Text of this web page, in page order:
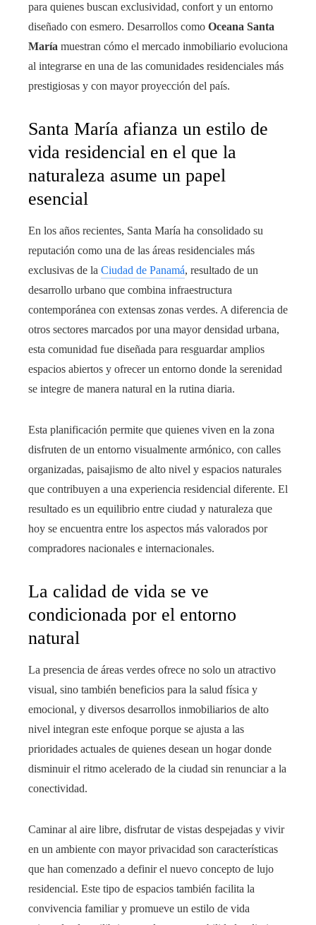
para quienes buscan exclusividad, confort y un entorno
diseñado con esmero. Desarrollos como Oceana Santa
María muestran cómo el mercado inmobiliario evoluciona
al integrarse en una de las comunidades residenciales más
prestigiosas y con mayor proyección del país.
Santa María afianza un estilo de
vida residencial en el que la
naturaleza asume un papel
esencial
En los años recientes, Santa María ha consolidado su
reputación como una de las áreas residenciales más
exclusivas de la Ciudad de Panamá, resultado de un
desarrollo urbano que combina infraestructura
contemporánea con extensas zonas verdes. A diferencia de
otros sectores marcados por una mayor densidad urbana,
esta comunidad fue diseñada para resguardar amplios
espacios abiertos y ofrecer un entorno donde la serenidad
se integre de manera natural en la rutina diaria.
Esta planificación permite que quienes viven en la zona
disfruten de un entorno visualmente armónico, con calles
organizadas, paisajismo de alto nivel y espacios naturales
que contribuyen a una experiencia residencial diferente. El
resultado es un equilibrio entre ciudad y naturaleza que
hoy se encuentra entre los aspectos más valorados por
compradores nacionales e internacionales.
La calidad de vida se ve
condicionada por el entorno
natural
La presencia de áreas verdes ofrece no solo un atractivo
visual, sino también beneficios para la salud física y
emocional, y diversos desarrollos inmobiliarios de alto
nivel integran este enfoque porque se ajusta a las
prioridades actuales de quienes desean un hogar donde
disminuir el ritmo acelerado de la ciudad sin renunciar a la
conectividad.
Caminar al aire libre, disfrutar de vistas despejadas y vivir
en un ambiente con mayor privacidad son características
que han comenzado a definir el nuevo concepto de lujo
residencial. Este tipo de espacios también facilita la
convivencia familiar y promueve un estilo de vida